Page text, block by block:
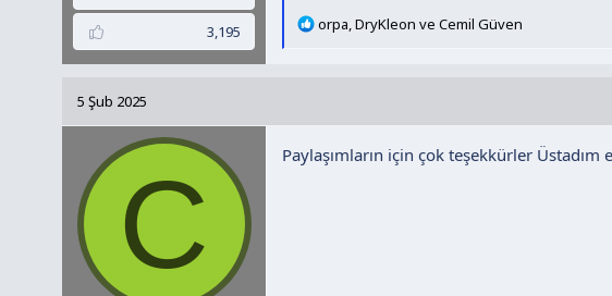
3,195
T
e
orpa,DryKleon veCemil Güven
5 Şub 2025
C Paylaşımların için çok teşekkürler Üstadım